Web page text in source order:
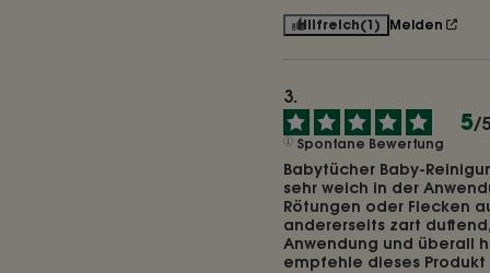
Hilfreich(1) Melden
5/5
Spontane Bewertung
Babytücher Baby-
sehr weich in der
Rötungen oder Flecken
andererseits zart
Anwendung und überall
empfehle dieses Produkt